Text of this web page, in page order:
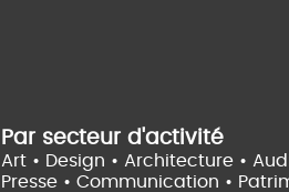
Par secteur d'activité
Art • Design • Architecture •
Presse • Communication •